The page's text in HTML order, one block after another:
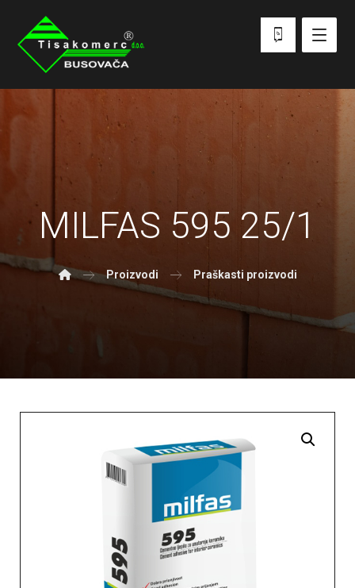
MILFAS 595 25/1
Proizvodi Praškasti proizvodi
Enlarge the image